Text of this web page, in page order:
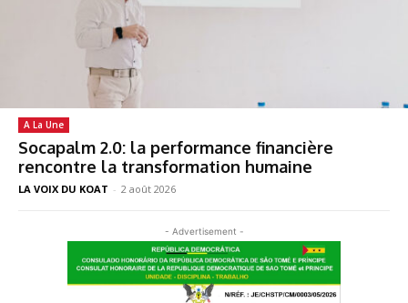
A La Une
Socapalm 2.0: la performance financière
rencontre la transformation humaine
LA VOIX DU KOAT - 2 août 2026
- Advertisement -